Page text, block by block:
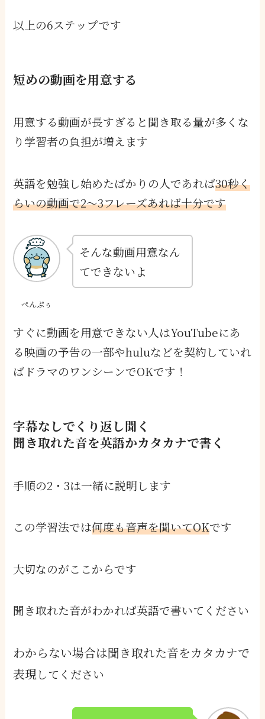
以上の6ステップです
短めの動画を用意する
用意する動画が長すぎると聞き取る量が多くな
り学習者の負担が増えます
英語を勉強し始めたばかりの人であれば30秒く
らいの動画で2〜3フレーズあれば十分です
ぺんぷぅ
そんな動画用意なん
てできないよ
すぐに動画を用意できない人はYouTubeにあ
る映画の予告の一部やhuluなどを契約していれ
ばドラマのワンシーンでOKです！
字幕なしでくり返し聞く
聞き取れた音を英語かカタカナで書く
手順の2・3は一緒に説明します
この学習法では何度も音声を聞いてOKです
大切なのがここからです
聞き取れた音がわかれば英語で書いてください
わからない場合は聞き取れた音をカタカナで
表現してください